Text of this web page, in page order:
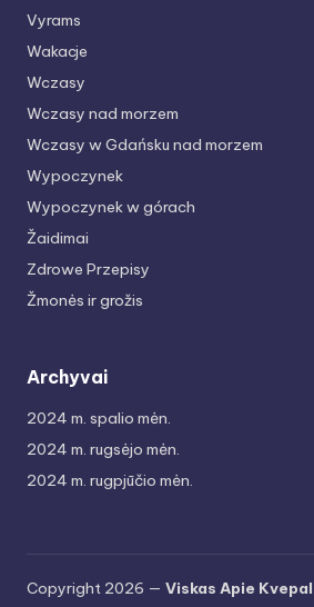
Vyrams
Wakacje
Wczasy
Wczasy nad morzem
Wczasy w Gdańsku nad morzem
Wypoczynek
Wypoczynek w górach
Žaidimai
Zdrowe Przepisy
Žmonės ir grožis
Archyvai
2024 m. spalio mėn.
2024 m. rugsėjo mėn.
2024 m. rugpjūčio mėn.
Copyright 2026 — Viskas Apie